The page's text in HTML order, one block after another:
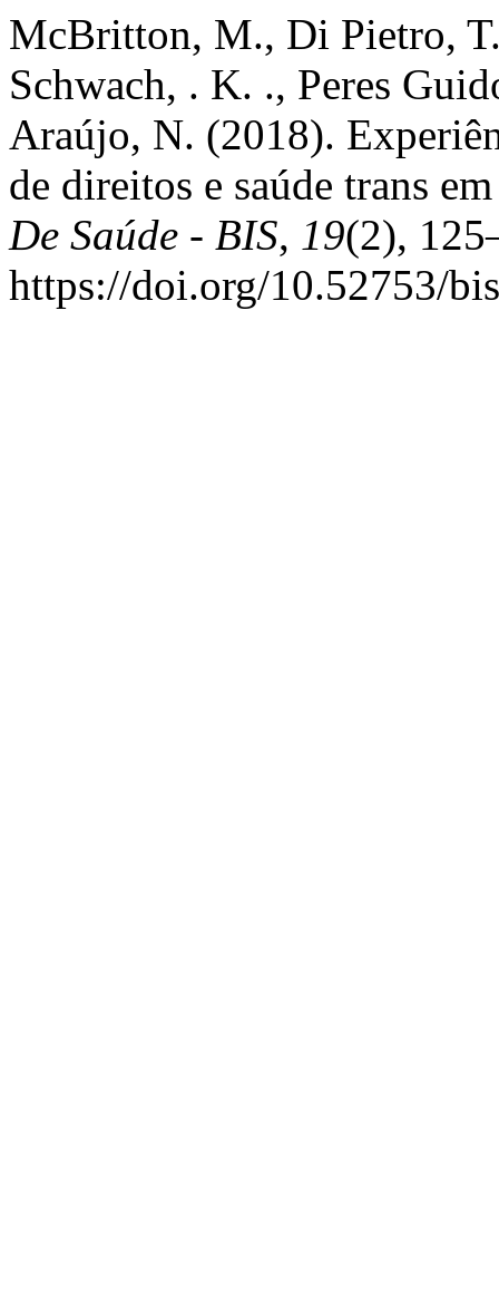
McBritton, M., Di Pietro,
Schwach, . K. ., Peres
Araújo, N. (2018).
de direitos e saúde trans
De Saúde - BIS, 19(2),
https://doi.org/10.52753/